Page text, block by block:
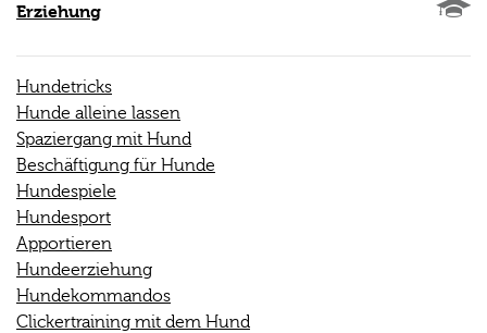
Erziehung
Hundetricks
Hunde alleine lassen
Spaziergang mit Hund
Beschäftigung für Hunde
Hundespiele
Hundesport
Apportieren
Hundeerziehung
Hundekommandos
Clickertraining mit dem Hund